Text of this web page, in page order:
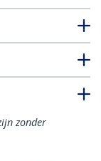
zonder